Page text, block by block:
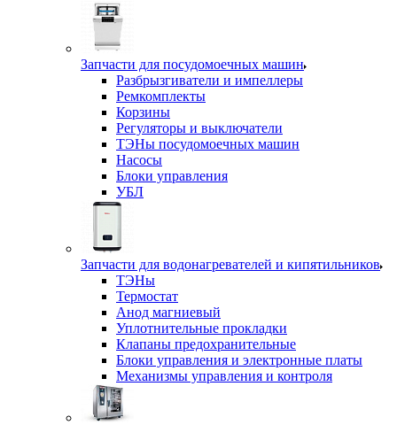
Запчасти для посудомоечных машин
Разбрызгиватели и импеллеры
Ремкомплекты
Корзины
Регуляторы и выключатели
ТЭНы посудомоечных машин
Насосы
Блоки управления
УБЛ
Запчасти для водонагревателей и кипятильников
ТЭНы
Термостат
Анод магниевый
Уплотнительные прокладки
Клапаны предохранительные
Блоки управления и электронные платы
Механизмы управления и контроля